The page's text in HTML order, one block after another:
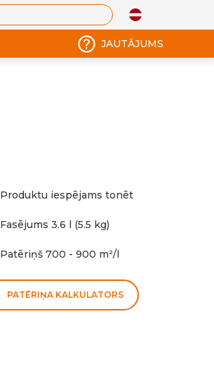
JAUTĀJUMS
Produktu iespējams tonēt
Fasējums 3.6 l (5.5 kg)
Patēriņš 700 - 900 m²/l
PATĒRIŅA KALKULATORS